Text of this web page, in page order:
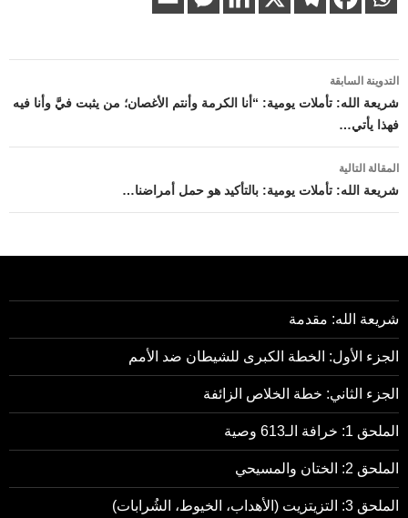
تصفّح
المقالات
التدوينة السابقة
شريعة الله: تأملات يومية: “أنا الكرمة وأنتم الأغصان؛ من يثبت فيَّ وأنا فيه
فهذا يأتي…
المقالة التالية
شريعة الله: تأملات يومية: بالتأكيد هو حمل أمراضنا…
شريعة الله: مقدمة
الجزء الأول: الخطة الكبرى للشيطان ضد الأمم
الجزء الثاني: خطة الخلاص الزائفة
الملحق 1: خرافة الـ613 وصية
الملحق 2: الختان والمسيحي
الملحق 3: التزيتزيت (الأهداب، الخيوط، الشُرابات)